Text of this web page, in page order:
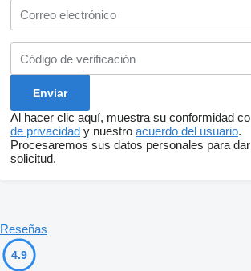
Al hacer clic aquí, muestra su conformidad
de privacidad y nuestro acuerdo del usuario.
Procesaremos sus datos personales para
solicitud.
Reseñas
4.9